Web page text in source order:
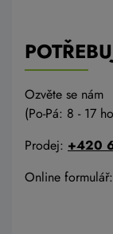
Ozvěte se nám
(Po-Pá: 8 - 17
Prodej: +420
Online formulář: